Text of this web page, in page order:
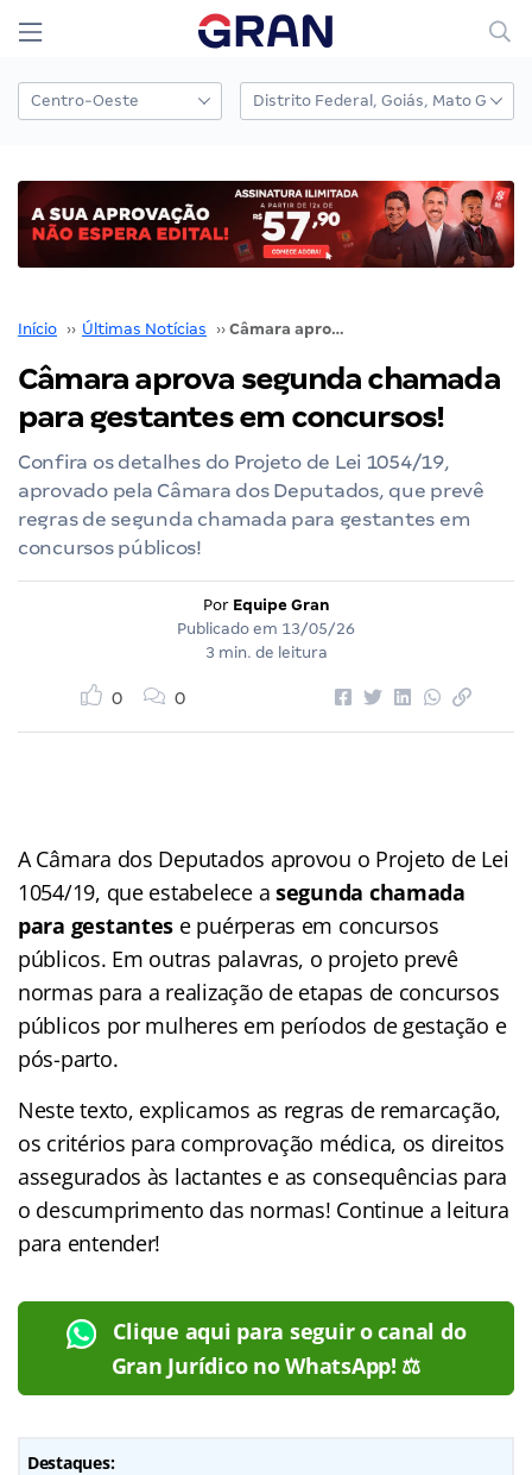
Início ›› Últimas Notícias ›› Câmara aprova segunda chamada para gestantes em concursos!
Câmara aprova segunda chamada
para gestantes em concursos!
Confira os detalhes do Projeto de Lei 1054/19,
aprovado pela Câmara dos Deputados, que prevê
regras de segunda chamada para gestantes em
concursos públicos!
Por Equipe Gran
Publicado em 13/05/26
3 min. de leitura
0 0
A Câmara dos Deputados aprovou o Projeto de Lei
1054/19, que estabelece a segunda chamada
para gestantes e puérperas em concursos
públicos. Em outras palavras, o projeto prevê
normas para a realização de etapas de concursos
públicos por mulheres em períodos de gestação e
pós-parto.
Neste texto, explicamos as regras de remarcação,
os critérios para comprovação médica, os direitos
assegurados às lactantes e as consequências para
o descumprimento das normas! Continue a leitura
para entender!
Clique aqui para seguir o canal do
Gran Jurídico no WhatsApp! ⚖️
Destaques: